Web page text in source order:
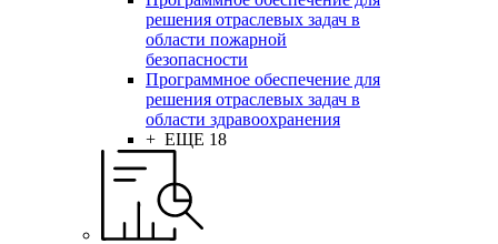
решения отраслевых задач в
области пожарной
безопасности
Программное обеспечение для
решения отраслевых задач в
области здравоохранения
+ ЕЩЕ 18